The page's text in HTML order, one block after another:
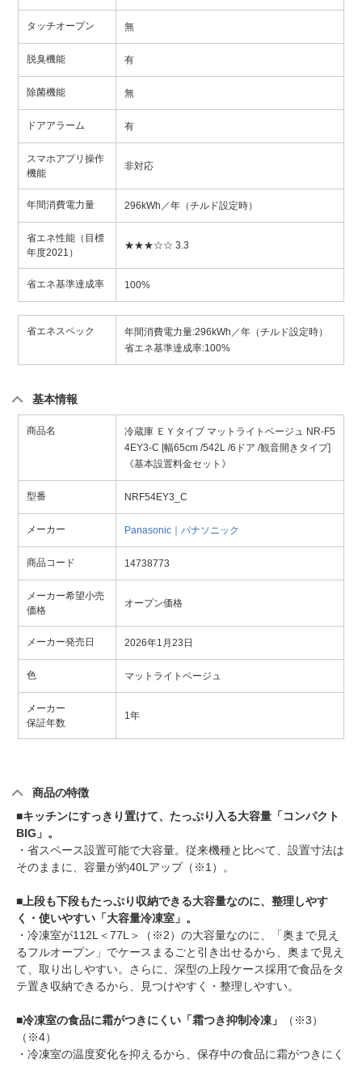
タッチオープン 無
脱臭機能 有
除菌機能 無
ドアアラーム 有
スマホアプリ操作
機能
非対応
年間消費電力量 296kWh／年（チルド設定時）
省エネ性能（目標
年度2021）
★★★☆☆ 3.3
省エネ基準達成率 100%
省エネスペック
年間消費電力量:296kWh／年（チルド設定時）
省エネ基準達成率:100%
基本情報
商品名
冷蔵庫 ＥＹタイプ マットライトベージュ NR-F5
4EY3-C [幅65cm /542L /6ドア /観音開きタイプ]
《基本設置料金セット》
型番 NRF54EY3_C
メーカー Panasonic｜パナソニック
商品コード 14738773
メーカー希望小売
価格
オープン価格
メーカー発売日 2026年1月23日
色 マットライトベージュ
メーカー
保証年数
1年
商品の特徴
■キッチンにすっきり置けて、たっぷり入る大容量「コンパクト
BIG」。
・省スペース設置可能で大容量。従来機種と比べて、設置寸法は
そのままに、容量が約40Lアップ（※1）。
■上段も下段もたっぷり収納できる大容量なのに、整理しやす
く・使いやすい「大容量冷凍室」。
・冷凍室が112L＜77L＞（※2）の大容量なのに、「奥まで見え
るフルオープン」でケースまるごと引き出せるから、奥まで見え
て、取り出しやすい。さらに、深型の上段ケース採用で食品をタ
テ置き収納できるから、見つけやすく・整理しやすい。
■冷凍室の食品に霜がつきにくい「霜つき抑制冷凍」
（※3）
（※4）
・冷凍室の温度変化を抑えるから、保存中の食品に霜がつきにく